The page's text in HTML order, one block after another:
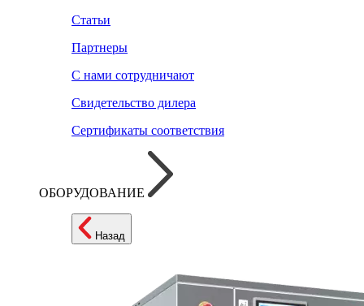
Статьи
Партнеры
С нами сотрудничают
Свидетельство дилера
Сертификаты соответствия
ОБОРУДОВАНИЕ
Назад